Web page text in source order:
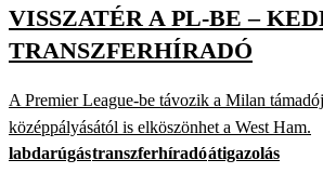
VISSZATÉR A PL-BE –
TRANSZFERHÍRADÓ
A Premier League-be távozik a Milan
középpályásától is elköszönhet a West Ham.
labdarúgástranszferhíradóátigazolás